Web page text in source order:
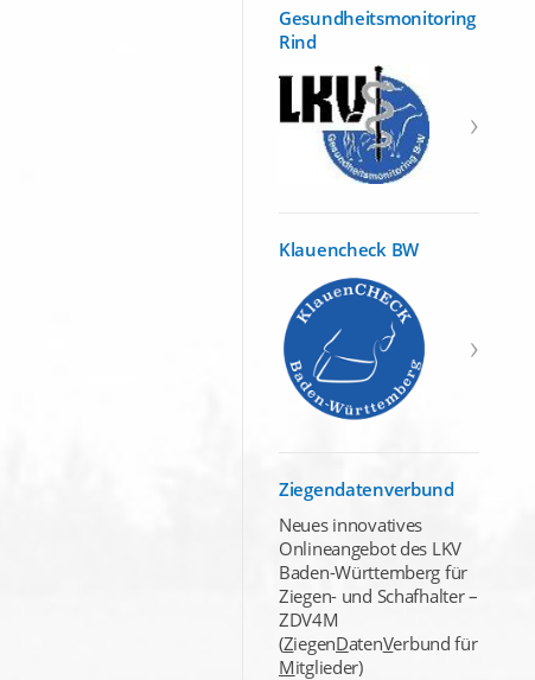
Gesundheitsmonitoring
Rind
Klauencheck BW
Ziegendatenverbund
Neues innovatives
Onlineangebot des LKV
Baden-Württemberg für
Ziegen- und Schafhalter –
ZDV4M
(ZiegenDatenVerbund für
Mitglieder)